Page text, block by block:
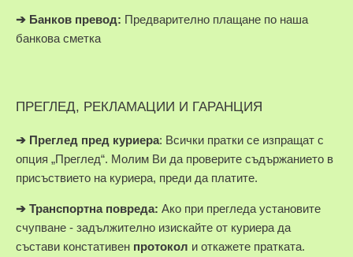
➔ Банков превод: Предварително плащане по наша
банкова сметка
ПРЕГЛЕД, РЕКЛАМАЦИИ И ГАРАНЦИЯ
➔ Преглед пред куриера: Всички пратки се изпращат с
опция „Преглед“. Молим Ви да проверите съдържанието в
присъствието на куриера, преди да платите.
➔ Транспортна повреда: Ако при прегледа установите
счупване - задължително изискайте от куриера да
състави констативен протокол и откажете пратката.